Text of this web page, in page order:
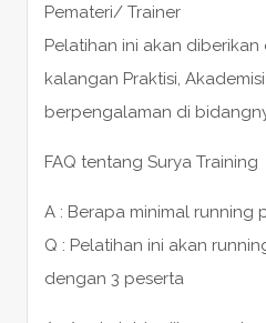
Pemateri/ Trainer
Pelatihan ini akan diberikan
kalangan Praktisi,
berpengalaman di
FAQ tentang Surya Training
A : Berapa minimal running
Q : Pelatihan ini akan
dengan 3 peserta